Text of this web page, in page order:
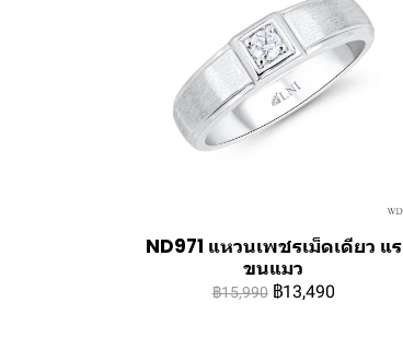
ND971 แหวนเพชรเม็ดเดียว แร
ขนแมว
฿15,990 ฿13,490